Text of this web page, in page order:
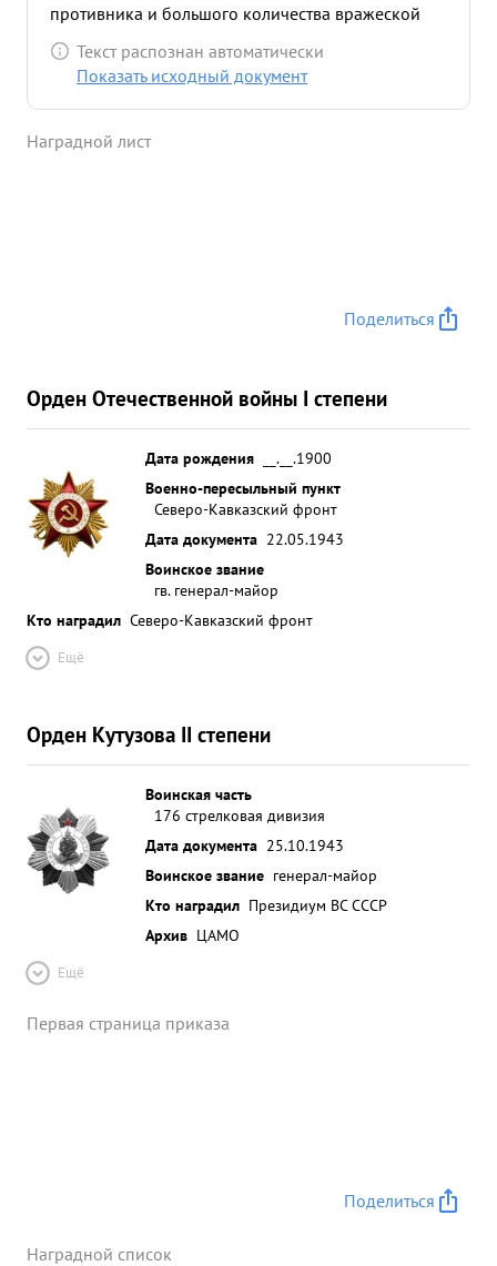
противника и большого количества вражеской
авиации части т. БУШЕВА отбили все
неоднократные атаки противника, нанеся ему
Партии ЛЕНИНА-СТАЛИНА предан. Достоин
Текст распознан автоматически
Показать исходный документ
Наградной лист
Поделиться
Орден Отечественной войны I степени
Дата рождения
__.__.1900
Военно-пересыльный пункт
Северо-Кавказский фронт
Дата документа 22.05.1943
Воинское звание
гв. генерал-майор
Кто наградил Северо-Кавказский фронт
Ещё
Орден Кутузова II степени
Воинская часть
176 стрелковая дивизия
Дата документа 25.10.1943
Воинское звание генерал-майор
Кто наградил Президиум ВС СССР
Архив ЦАМО
Ещё
Первая страница приказа
Поделиться
Наградной список